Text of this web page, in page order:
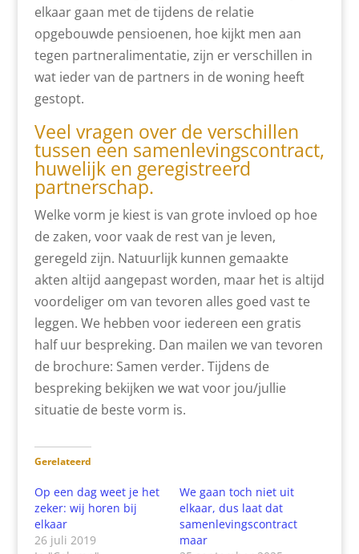
elkaar gaan met de tijdens de relatie
opgebouwde pensioenen, hoe kijkt men aan
tegen partneralimentatie, zijn er verschillen in
wat ieder van de partners in de woning heeft
gestopt.
Veel vragen over de verschillen
tussen een samenlevingscontract,
huwelijk en geregistreerd
partnerschap.
Welke vorm je kiest is van grote invloed op hoe
de zaken, voor vaak de rest van je leven,
geregeld zijn. Natuurlijk kunnen gemaakte
akten altijd aangepast worden, maar het is altijd
voordeliger om van tevoren alles goed vast te
leggen. We hebben voor iedereen een gratis
half uur bespreking. Dan mailen we van tevoren
de brochure: Samen verder. Tijdens de
bespreking bekijken we wat voor jou/jullie
situatie de beste vorm is.
Gerelateerd
Op een dag weet je het
zeker: wij horen bij
elkaar
26 juli 2019
We gaan toch niet uit
elkaar, dus laat dat
samenlevingscontract
maar